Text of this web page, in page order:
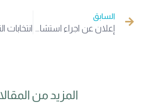
السابق
إعلان عن اجراء استشارة رقم 03 / 2024 المتعلقة بتنظيم رحلة شتوية لمدينة جربة التونسية خلال العطلة الشتوية 2024 لفائدة مستخدمي جامعة الشهيد خمه لخضر بالوادي
المزيد من